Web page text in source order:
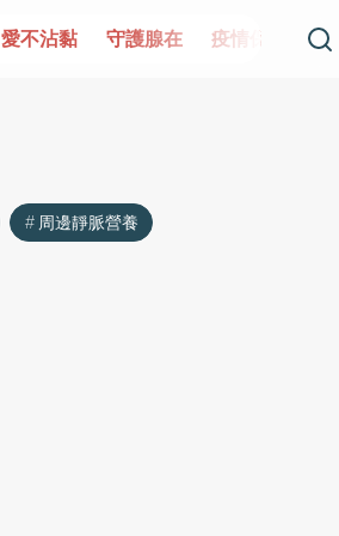
愛不沾黏 守護腺在 疫情保衛戰
周邊靜脈營養